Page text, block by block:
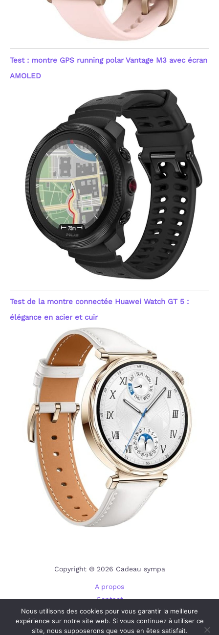
Test : montre GPS running polar Vantage M3 avec écran
AMOLED
Test de la montre connectée Huawei Watch GT 5 :
élégance en acier et cuir
Copyright © 2026 Cadeau sympa
A propos
Contact
Plan du site
Mentions légales
Nous utilisons des cookies pour vous garantir la meilleure
expérience sur notre site web. Si vous continuez à utiliser ce
site, nous supposerons que vous en êtes satisfait.